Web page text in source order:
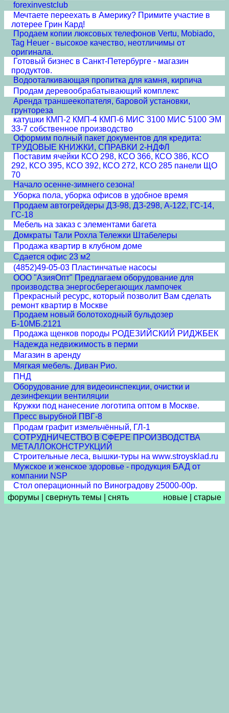
forexinvestclub
Мечтаете переехать в Америку? Примите участие в
лотерее Грин Кард!
Продаем копии люксовых телефонов Vertu, Mobiado,
Tag Heuer - высокое качество, неотличимы от
оригинала.
Готовый бизнес в Санкт-Петербурге - магазин
продуктов.
Водооталкивающая пропитка для камня, кирпича
Продам деревообрабатывающий комплекс
Аренда траншеекопателя, баровой установки,
грунтореза
катушки КМП-2 КМП-4 КМП-6 МИС 3100 МИС 5100 ЭМ
33-7 собственное производство
Оформим полный пакет документов для кредита:
ТРУДОВЫЕ КНИЖКИ, СПРАВКИ 2-НДФЛ
Поставим ячейки КСО 298, КСО 366, КСО 386, КСО
292, КСО 395, КСО 392, КСО 272, КСО 285 панели ЩО
70
Начало осенне-зимнего сезона!
Уборка пола, уборка офисов в удобное время
Продаем автогрейдеры ДЗ-98, ДЗ-298, А-122, ГС-14,
ГС-18
Мебель на заказ с элементами багета
Домкраты Тали Рохла Тележки Штабелеры
Продажа квартир в клубном доме
Сдается офис 23 м2
(4852)49-05-03 Пластинчатые насосы
ООО "АзияОпт" Предлагаем оборудование для
производства энергосберегающих лампочек
Прекрасный ресурс, который позволит Вам сделать
ремонт квартир в Москве
Продаем новый болотоходный бульдозер
Б-10МБ.2121
Продажа щенков породы РОДЕЗИЙСКИЙ РИДЖБЕК
Надежда недвижимость в перми
Магазин в аренду
Мягкая мебель. Диван Рио.
ПНД
Оборудование для видеоинспекции, очистки и
дезинфекции вентиляции
Кружки под нанесение логотипа оптом в Москве.
Пресс вырубной ПВГ-8
Продам графит измельчённый, ГЛ-1
СОТРУДНИЧЕСТВО В СФЕРЕ ПРОИЗВОДСТВА
МЕТАЛЛОКОНСТРУКЦИЙ
Строительные леса, вышки-туры на www.stroysklad.ru
Мужское и женское здоровье - продукция БАД от
компании NSP
Стол операционный по Виноградову 25000-00р.
форумы
свернуть темы снять новые старые